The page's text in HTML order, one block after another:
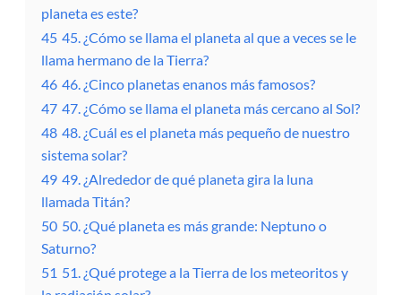
planeta es este?
45 45. ¿Cómo se llama el planeta al que a veces se le
llama hermano de la Tierra?
46 46. ​​¿Cinco planetas enanos más famosos?
47 47. ¿Cómo se llama el planeta más cercano al Sol?
48 48. ¿Cuál es el planeta más pequeño de nuestro
sistema solar?
49 49. ¿Alrededor de qué planeta gira la luna
llamada Titán?
50 50. ¿Qué planeta es más grande: Neptuno o
Saturno?
51 51. ¿Qué protege a la Tierra de los meteoritos y